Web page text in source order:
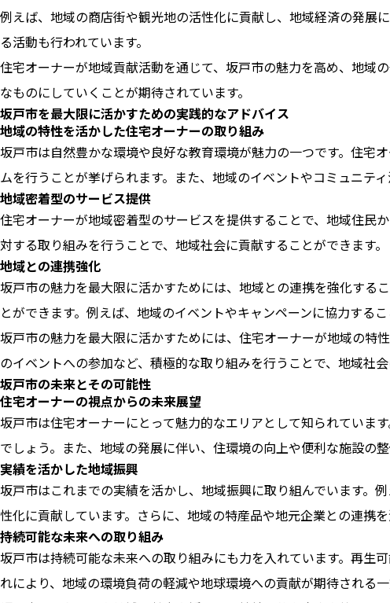
例えば、地域の商店街や観光地の活性化に貢献し、地域経済の発展
る活動も行われています。
住宅オーナーが地域貢献活動を通じて、坂戸市の魅力を高め、地域
なものにしていくことが期待されています。
坂戸市を最大限に活かすための実践的なアドバイス
地域の特性を活かした住宅オーナーの取り組み
坂戸市は自然豊かな環境や良好な教育環境が魅力の一つです。住宅
ムを行うことが挙げられます。また、地域のイベントやコミュニテ
地域密着型のサービス提供
住宅オーナーが地域密着型のサービスを提供することで、地域住民
対する取り組みを行うことで、地域社会に貢献することができます。
地域との連携強化
坂戸市の魅力を最大限に活かすためには、地域との連携を強化する
とができます。例えば、地域のイベントやキャンペーンに協力する
坂戸市の魅力を最大限に活かすためには、住宅オーナーが地域の特
のイベントへの参加など、積極的な取り組みを行うことで、地域社会
坂戸市の未来とその可能性
住宅オーナーの視点からの未来展望
坂戸市は住宅オーナーにとって魅力的なエリアとして知られていま
でしょう。また、地域の発展に伴い、住環境の向上や便利な施設の
実績を活かした地域振興
坂戸市はこれまでの実績を活かし、地域振興に取り組んでいます。
性化に貢献しています。さらに、地域の特産品や地元企業との連携
持続可能な未来への取り組み
坂戸市は持続可能な未来への取り組みにも力を入れています。再生
れにより、地域の環境負荷の軽減や地球環境への貢献が期待される